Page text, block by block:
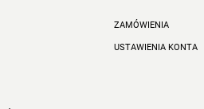
ZAMÓWIENIA
USTAWIENIA KONTA